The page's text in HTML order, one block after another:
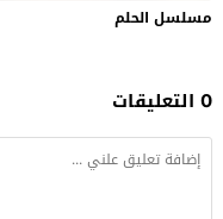
مسلسل الحلم
0 التعليقات